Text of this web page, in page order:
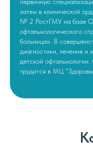
затем в клинической
№ 2 РостГМУ на базе
офтальмологического
больница». В
диагностики, лечения и
детской
трудится в МЦ